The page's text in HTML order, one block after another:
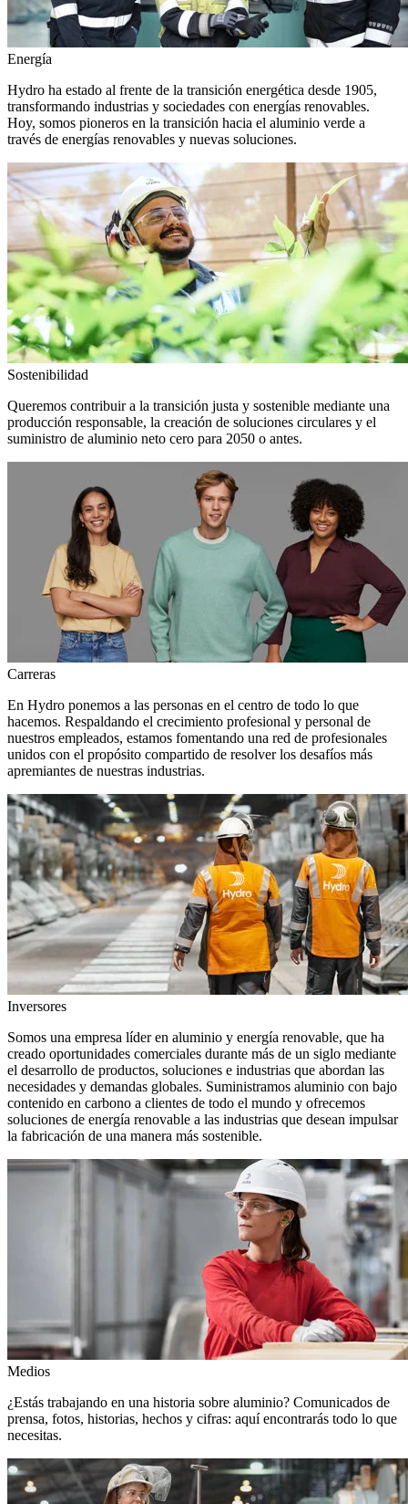
Energía
Hydro ha estado al frente de la transición energética desde 1905,
transformando industrias y sociedades con energías renovables.
Hoy, somos pioneros en la transición hacia el aluminio verde a
través de energías renovables y nuevas soluciones.
Sostenibilidad
Queremos contribuir a la transición justa y sostenible mediante una
producción responsable, la creación de soluciones circulares y el
suministro de aluminio neto cero para 2050 o antes.
Carreras
En Hydro ponemos a las personas en el centro de todo lo que
hacemos. Respaldando el crecimiento profesional y personal de
nuestros empleados, estamos fomentando una red de profesionales
unidos con el propósito compartido de resolver los desafíos más
apremiantes de nuestras industrias.
Inversores
Somos una empresa líder en aluminio y energía renovable, que ha
creado oportunidades comerciales durante más de un siglo mediante
el desarrollo de productos, soluciones e industrias que abordan las
necesidades y demandas globales. Suministramos aluminio con bajo
contenido en carbono a clientes de todo el mundo y ofrecemos
soluciones de energía renovable a las industrias que desean impulsar
la fabricación de una manera más sostenible.
Medios
¿Estás trabajando en una historia sobre aluminio? Comunicados de
prensa, fotos, historias, hechos y cifras: aquí encontrarás todo lo que
necesitas.